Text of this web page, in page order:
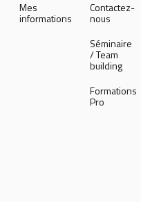
Mes
informations
Contactez-
nous
Séminaire
/ Team
building
Formations
Pro